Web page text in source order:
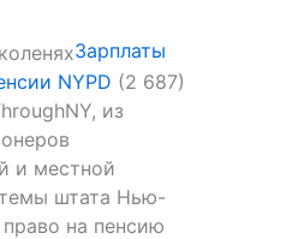
Зарплаты
NYPD (2 687)
из
и местной
штата Нью-
на пенсию